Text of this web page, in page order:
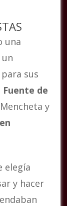
una
sus
Fuente de
y
elegía
y hacer